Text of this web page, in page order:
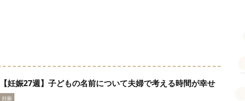
【妊娠27週】子どもの名前について夫婦で考える時間が幸せ
妊娠